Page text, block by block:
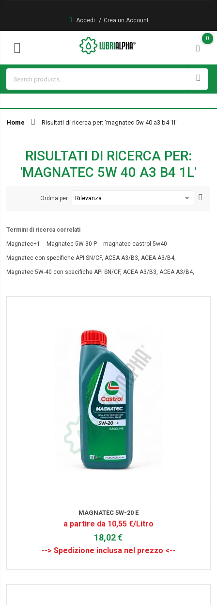
Accedi Crea un Account
0
Home Risultati di ricerca per: 'magnatec 5w 40 a3 b4 1l'
RISULTATI DI RICERCA PER:
'MAGNATEC 5W 40 A3 B4 1L'
Ordina per
Termini di ricerca correlati
Magnatec+1 Magnatec 5W-30 P magnatec castrol 5w40
Magnatec con specifiche API SN/CF, ACEA A3/B3, ACEA A3/B4,
Magnatec 5W-40 con specifiche API SN/CF, ACEA A3/B3, ACEA A3/B4,
MAGNATEC 5W-20 E
a partire da 10,55 €/Litro
18,02 €